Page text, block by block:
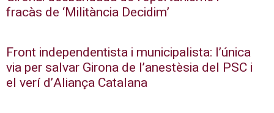
fracàs de ‘Militància Decidim’
Front independentista i municipalista: l’única
via per salvar Girona de l’anestèsia del PSC i
el verí d’Aliança Catalana